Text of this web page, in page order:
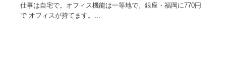
仕事は自宅で。オフィス機能は一等地で。銀座・福岡に770円
で オフィスが持てます。...